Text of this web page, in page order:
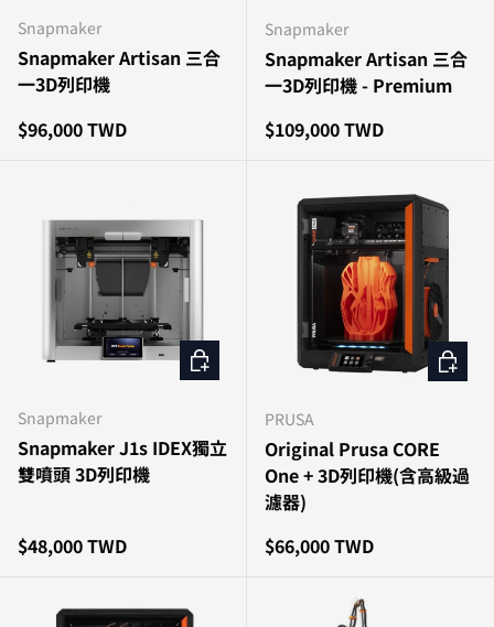
Snapmaker
Snapmaker Artisan 三合
一3D列印機
原價
$96,000 TWD
Snapmaker
Snapmaker Artisan 三合
一3D列印機 - Premium
原價
$109,000 TWD
Snapmaker
Snapmaker J1s IDEX獨立
雙噴頭 3D列印機
原價
$48,000 TWD
加入購物車
PRUSA
Original Prusa CORE
One + 3D列印機(含高級過
濾器)
原價
$66,000 TWD
加入購